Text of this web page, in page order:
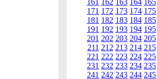
161 162 163 164 165
171 172 173 174 175
181 182 183 184 185
191 192 193 194 195
201 202 203 204 205
211 212 213 214 215
221 222 223 224 225
231 232 233 234 235
241 242 243 244 245